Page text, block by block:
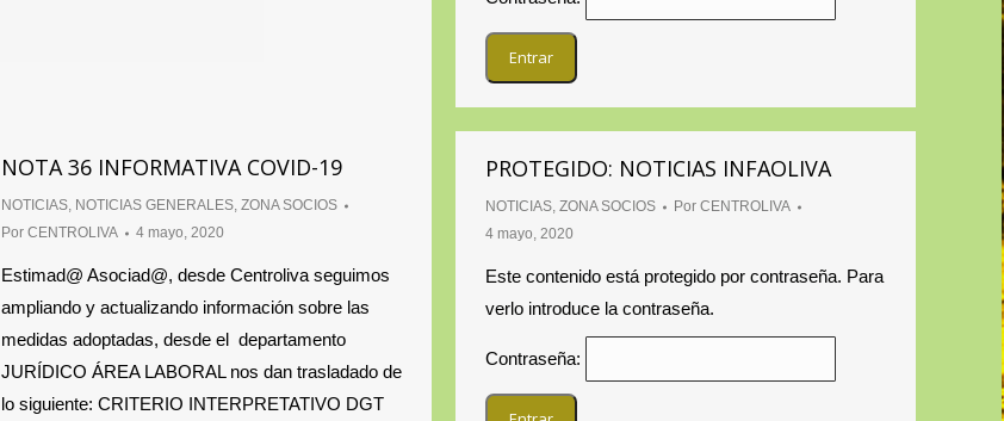
NOTA 36 INFORMATIVA COVID-19
NOTICIAS, NOTICIAS GENERALES, ZONA SOCIOS
Por CENTROLIVA 4 mayo, 2020
Estimad@ Asociad@, desde Centroliva seguimos
ampliando y actualizando información sobre las
medidas adoptadas, desde el departamento
JURÍDICO ÁREA LABORAL nos dan trasladado de
lo siguiente: CRITERIO INTERPRETATIVO DGT
PROTEGIDO: NOTICIAS INFAOLIVA
NOTICIAS, ZONA SOCIOS Por CENTROLIVA
4 mayo, 2020
Este contenido está protegido por contraseña. Para
verlo introduce la contraseña.
Contraseña: